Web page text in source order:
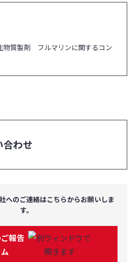
物質製剤 フルマリンに関するコン
合わせ
へのご連絡はこちらからお願いしま
す。
報告